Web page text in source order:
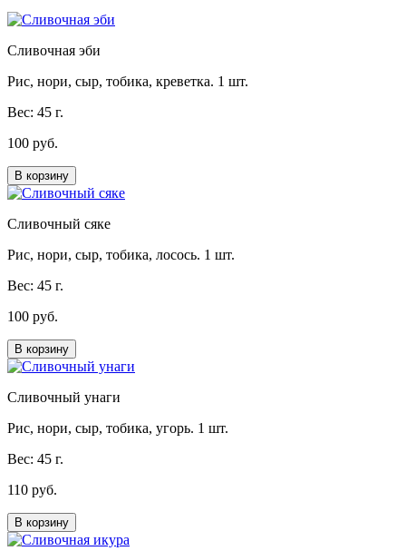
Сливочная эби
Рис, нори, сыр, тобика, креветка. 1 шт.
Вес: 45 г.
100 руб.
В корзину
Сливочный сяке
Рис, нори, сыр, тобика, лосось. 1 шт.
Вес: 45 г.
100 руб.
В корзину
Сливочный унаги
Рис, нори, сыр, тобика, угорь. 1 шт.
Вес: 45 г.
110 руб.
В корзину